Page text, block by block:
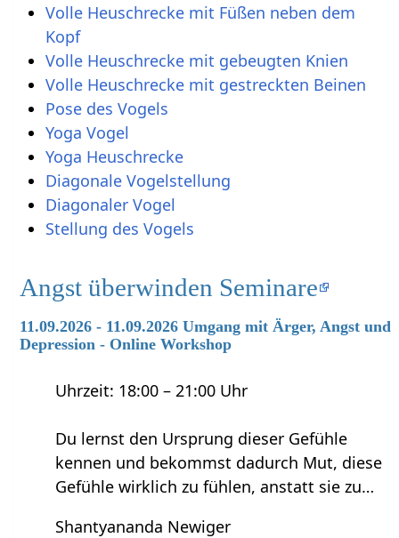
Volle Heuschrecke mit Füßen neben dem
Kopf
Volle Heuschrecke mit gebeugten Knien
Volle Heuschrecke mit gestreckten Beinen
Pose des Vogels
Yoga Vogel
Yoga Heuschrecke
Diagonale Vogelstellung
Diagonaler Vogel
Stellung des Vogels
Angst überwinden Seminare
11.09.2026 - 11.09.2026 Umgang mit Ärger, Angst und
Depression - Online Workshop
Uhrzeit: 18:00 – 21:00 Uhr
Du lernst den Ursprung dieser Gefühle
kennen und bekommst dadurch Mut, diese
Gefühle wirklich zu fühlen, anstatt sie zu…
Shantyananda Newiger